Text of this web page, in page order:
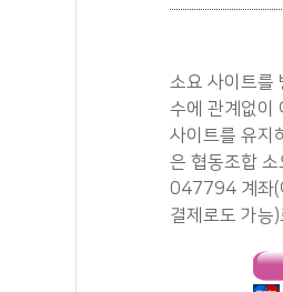
소요 사이트를
수에 관계없이
사이트를 유지
은 협동조합
047794 계좌(
결제로도 가능